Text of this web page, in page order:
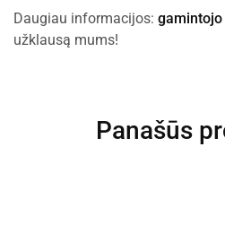
Daugiau informacijos:
užklausą mums!
Panašūs